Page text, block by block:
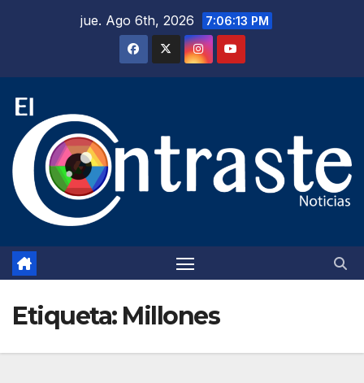
jue. Ago 6th, 2026 7:06:14 PM
Etiqueta: Millones